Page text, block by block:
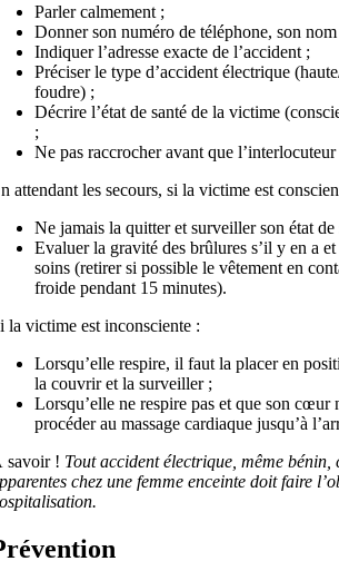
Parler calmement ;
Donner son numéro de téléphone, son
Indiquer l’adresse exacte de l’accident ;
Préciser le type d’accident électrique
foudre) ;
Décrire l’état de santé de la victime
;
Ne pas raccrocher avant que
attendant les secours, si la victime est
Ne jamais la quitter et surveiller son état de
Evaluer la gravité des brûlures s’il y en a
soins (retirer si possible le vêtement en
froide pendant 15 minutes).
la victime est inconsciente :
Lorsqu’elle respire, il faut la placer en
la couvrir et la surveiller ;
Lorsqu’elle ne respire pas et que son cœur
procéder au massage cardiaque jusqu’à
savoir ! Tout accident électrique, même bénin,
chez une femme enceinte doit faire